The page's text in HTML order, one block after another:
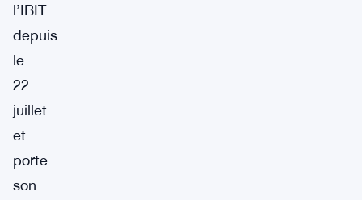
l’IBIT
depuis
le
22
juillet
et
porte
son